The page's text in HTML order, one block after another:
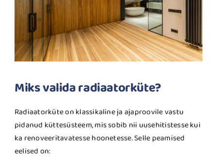
Miks valida radiaatorküte?
Radiaatorküte on klassikaline ja ajaproovile vastu
pidanud küttesüsteem, mis sobib nii uusehitistesse kui
ka renoveeritavatesse hoonetesse. Selle peamised
eelised on: